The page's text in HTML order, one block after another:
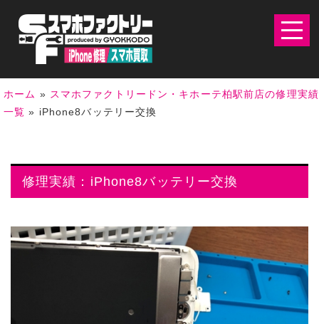
ホーム » スマホファクトリードン・キホーテ柏駅前店の修理実績
一覧 » iPhone8バッテリー交換
修理実績：iPhone8バッテリー交換